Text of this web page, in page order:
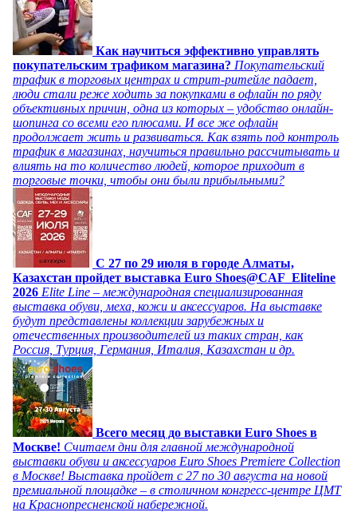
Как научиться эффективно управлять
покупательским трафиком магазина? Покупательский
трафик в торговых центрах и стрит-ритейле падает,
люди стали реже ходить за покупками в офлайн по ряду
объективных причин, одна из которых – удобство онлайн-
шопинга со всеми его плюсами. И все же офлайн
продолжает жить и развиваться. Как взять под контроль
трафик в магазинах, научиться правильно рассчитывать и
влиять на то количество людей, которое приходит в
торговые точки, чтобы они были прибыльными?
C 27 по 29 июля в городе Алматы,
Казахстан пройдет выставка Euro Shoes@CAF_Eliteline
2026 Elite Line – международная специализированная
выставка обуви, меха, кожи и аксессуаров. На выставке
будут представлены коллекции зарубежных и
отечественных производителей из таких стран, как
Россия, Турция, Германия, Италия, Казахстан и др.
Всего месяц до выставки Euro Shoes в
Москве! Считаем дни для главной международной
выставки обуви и аксессуаров Euro Shoes Premiere Collection
в Москве! Выставка пройдет с 27 по 30 августа на новой
премиальной площадке – в столичном конгресс-центре ЦМТ
на Краснопресненской набережной.